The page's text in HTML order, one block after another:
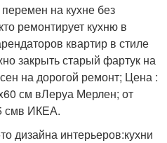
на кухне без
ремонтирует кухню в
квартир в стиле
закрыть старый фартук на
на дорогой ремонт; Цена :
см вЛеруа Мерлен; от
смв ИКЕА.
дизайна интерьеров:кухни